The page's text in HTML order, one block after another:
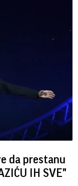
da prestanu
IH SVE"